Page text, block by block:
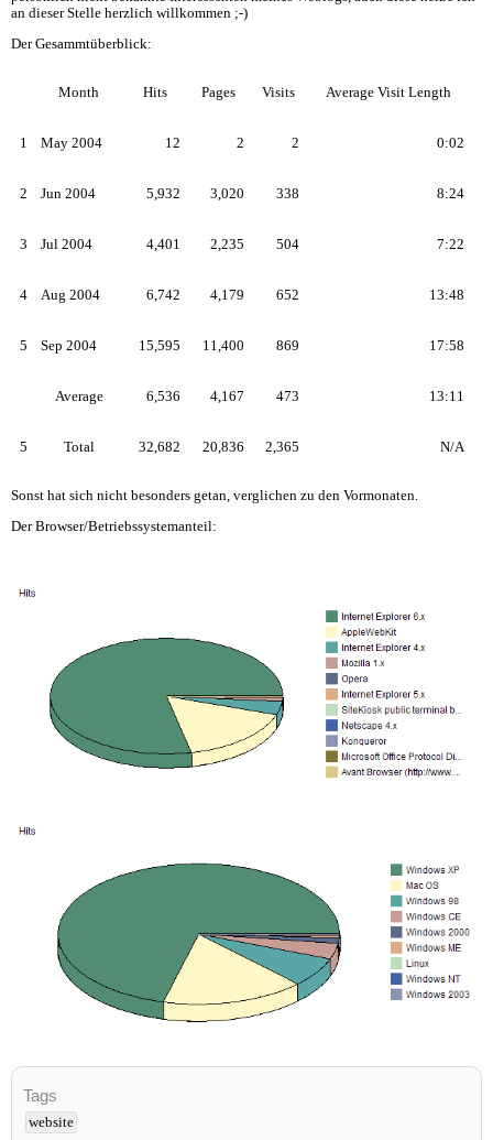
an dieser Stelle herzlich willkommen ;-)
Der Gesammtüberblick:
Month Hits Pages Visits Average Visit Length
1 May 2004 12 2 2 0:02
2 Jun 2004 5,932 3,020 338 8:24
3 Jul 2004 4,401 2,235 504 7:22
4 Aug 2004 6,742 4,179 652 13:48
5 Sep 2004 15,595 11,400 869 17:58
Average 6,536 4,167 473 13:11
5 Total 32,682 20,836 2,365 N/A
Sonst hat sich nicht besonders getan, verglichen zu den Vormonaten.
Der Browser/Betriebssystemanteil:
Tags
website